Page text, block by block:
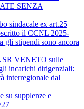
SENZA
sindacale ex art.25
il CCNL 2025-
gli stipendi sono ancora
VENETO sulle
incarichi dirigenziali:
interregionale dal
su supplenze e